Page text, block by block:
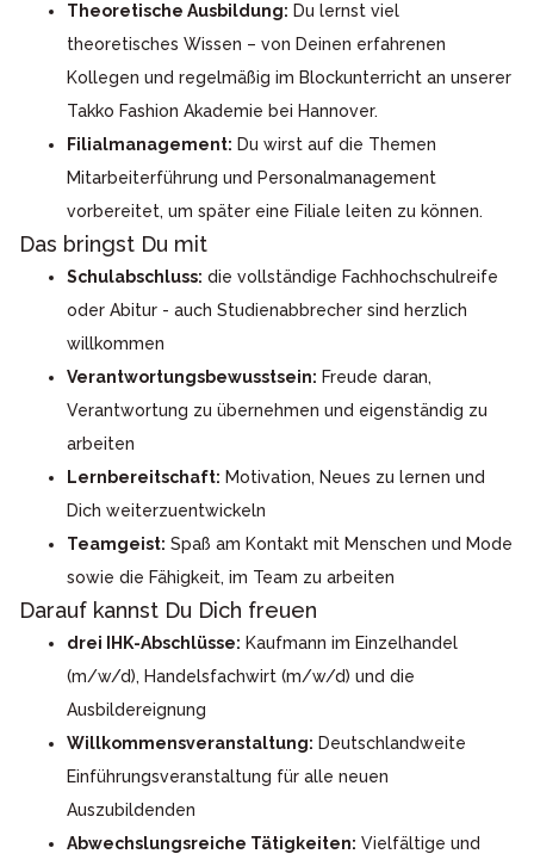
Theoretische Ausbildung: Du lernst viel
theoretisches Wissen – von Deinen erfahrenen
Kollegen und regelmäßig im Blockunterricht an unserer
Takko Fashion Akademie bei Hannover.
Filialmanagement: Du wirst auf die Themen
Mitarbeiterführung und Personalmanagement
vorbereitet, um später eine Filiale leiten zu können.
Das bringst Du mit
Schulabschluss: die vollständige Fachhochschulreife
oder Abitur - auch Studienabbrecher sind herzlich
willkommen
Verantwortungsbewusstsein: Freude daran,
Verantwortung zu übernehmen und eigenständig zu
arbeiten
Lernbereitschaft: Motivation, Neues zu lernen und
Dich weiterzuentwickeln
Teamgeist: Spaß am Kontakt mit Menschen und Mode
sowie die Fähigkeit, im Team zu arbeiten
Darauf kannst Du Dich freuen
drei IHK-Abschlüsse: Kaufmann im Einzelhandel
(m/w/d), Handelsfachwirt (m/w/d) und die
Ausbildereignung
Willkommensveranstaltung: Deutschlandweite
Einführungsveranstaltung für alle neuen
Auszubildenden
Abwechslungsreiche Tätigkeiten: Vielfältige und